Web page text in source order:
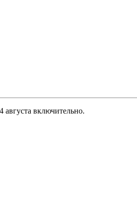
августа включительно.